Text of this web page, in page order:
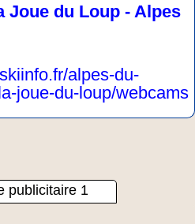
Joue du Loup - Alpes
alpes-du-
joue-du-loup/webcams
publicitaire 1